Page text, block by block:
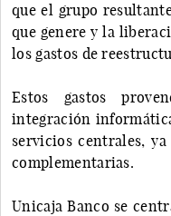
que el grupo
que genere y la
los gastos de
Estos gastos
integración
servicios centrales,
complementarias.
Unicaja Banco se